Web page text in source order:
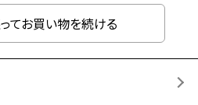
てお買い物を続ける